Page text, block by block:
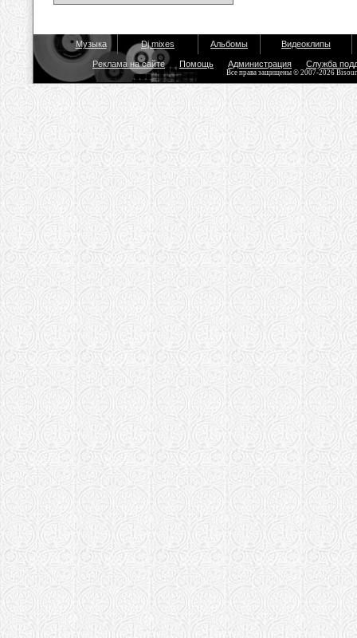
Музыка Dj mixes Альбомы Видеоклипы
Реклама на сайте Помощь Администрация Служба
Все права защищены © 2007-2026